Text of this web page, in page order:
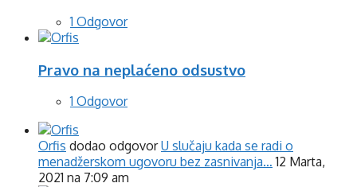
1 Odgovor
Pravo na neplaćeno odsustvo
1 Odgovor
Orfis dodao odgovorU slučaju kada se radi o
menadžerskom ugovoru bez zasnivanja… 12 Marta,
2021 na 7:09 am